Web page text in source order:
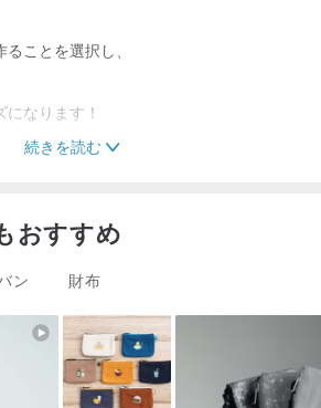
ことを選択し、
なります！
部の革/生地/ハードウェアは数量に限りが
続きを読む
おすすめ
ン 財布